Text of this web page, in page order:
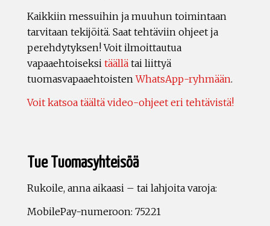
Kaikkiin messuihin ja muuhun toimintaan
tarvitaan tekijöitä. Saat tehtäviin ohjeet ja
perehdytyksen! Voit ilmoittautua
vapaaehtoiseksi täällä tai liittyä
tuomasvapaaehtoistenWhatsApp-ryhmään.
Voit katsoa täältä video-ohjeet eri tehtävistä!
Tue Tuomasyhteisöä
Rukoile, anna aikaasi – tai lahjoita varoja:
MobilePay-numeroon: 75221